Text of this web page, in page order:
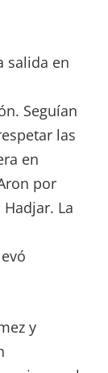
salida en
Seguían
las
en
por
La
y